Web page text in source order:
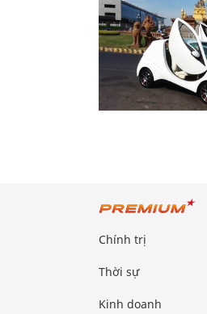
Chính trị
Thời sự
Kinh doanh